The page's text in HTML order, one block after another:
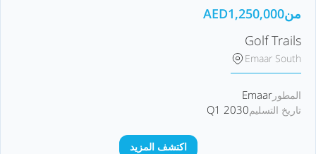
من AED1,250,000
Golf Trails
Emaar South
المطور Emaar
تاريخ التسليمQ1 2030
اكتشف المزيد